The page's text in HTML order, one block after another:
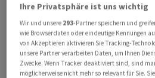
mindestens ein strategischer
sei. "Die Rede ist von der
Tu-22M3 und von Schäden an
Bombern", sagte
Jussow dem Internetsender
Ihre Privatsphäre ist uns wichtig
Wir und unsere 293-Partner speichern und
wie Browserdaten oder eindeutige Kennungen
von Akzeptieren aktivieren Sie Tracking-
unsere Partner verarbeiten Daten, um Ihnen
Zwecke. Wenn Tracker deaktiviert sind, sind
möglicherweise nicht mehr so relevant für Sie.